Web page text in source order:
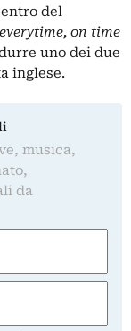
del
on time
uno dei due
inglese.
musica,
da